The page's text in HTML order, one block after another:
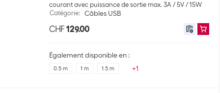
courant avec puissance de sortie max. 3A / 5V / 15W
Catégorie: Câbles USB
CHF 129.00
Également disponible en :
0.5 m 1 m 1.5 m +1